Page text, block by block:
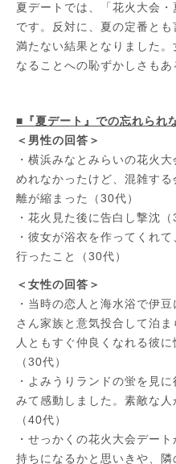
夏デートでは、「花火大会
です。反対に、夏の定番と
満たない結果となりました
なることへの恥ずかしさもあ
■『夏デート』での忘れられ
＜男性の回答＞
・横浜みなとみらいの花火
めれなかったけど、混雑す
離が縮まった（30代）
・花火見た後に告白し撃沈（
・彼女が浴衣を作ってくれ
行ったこと（30代）
＜女性の回答＞
・当時の恋人と海水浴で伊
さん家族と意気投合して泊
人ともすぐ仲良くなれる彼
（30代）
・よみうりランドの蛍を見
みて感動しました。素敵な
（40代）
・せっかくの花火大会デー
持ちになるかと思いきや、